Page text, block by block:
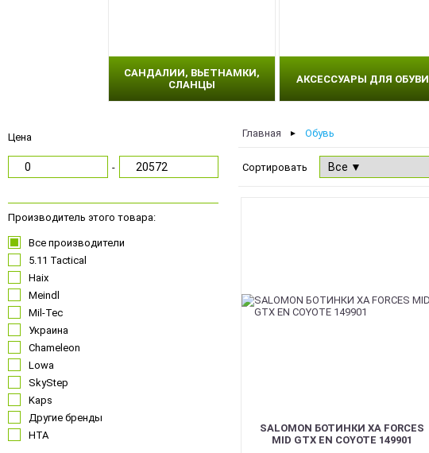
САНДАЛИИ, ВЬЕТНАМКИ,
СЛАНЦЫ
АКСЕССУАРЫ ДЛЯ ОБУВИ
Цена
-
Производитель этого товара:
Все производители
5.11 Tactical
Haix
Meindl
Mil-Tec
Украина
Chameleon
Lowa
SkyStep
Kaps
Другие бренды
HTA
Главная ► Обувь
Сортировать
SALOMON БОТИНКИ XA FORCES
MID GTX EN COYOTE 149901